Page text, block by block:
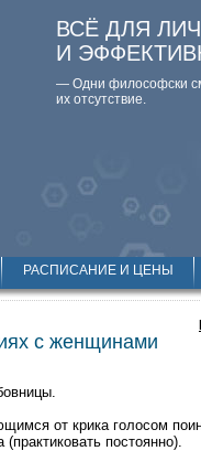
ВСЁ ДЛЯ
И
— Одни философски
их отсутствие.
РАСПИСАНИЕ И ЦЕНЫ
с женщинами
от крика голосом
постоянно).